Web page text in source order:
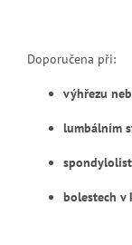
Doporučena při:
výhřezu
lumbálním
bolestech v